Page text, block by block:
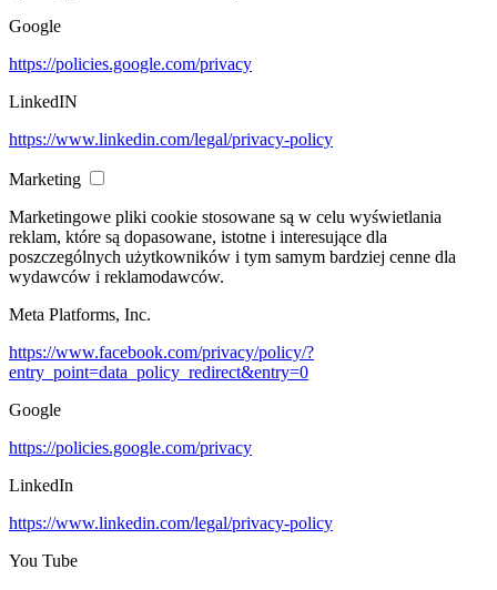
Google
https://policies.google.com/privacy
LinkedIN
https://www.linkedin.com/legal/privacy-policy
Marketing
Marketingowe pliki cookie stosowane są w celu wyświetlania
reklam, które są dopasowane, istotne i interesujące dla
poszczególnych użytkowników i tym samym bardziej cenne dla
wydawców i reklamodawców.
Meta Platforms, Inc.
https://www.facebook.com/privacy/policy/?
entry_point=data_policy_redirect&entry=0
Google
https://policies.google.com/privacy
LinkedIn
https://www.linkedin.com/legal/privacy-policy
You Tube